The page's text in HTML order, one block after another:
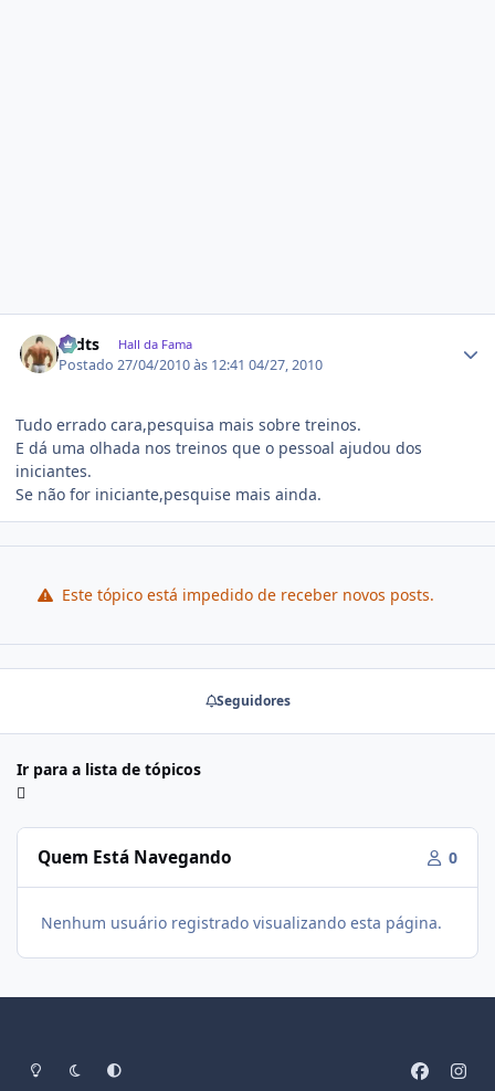
rodts Hall da Fama
Postado27/04/2010 às 12:4104/27, 2010
Tudo errado cara,pesquisa mais sobre treinos.
E dá uma olhada nos treinos que o pessoal ajudou dos
iniciantes.
Se não for iniciante,pesquise mais ainda.
Este tópico está impedido de receber novos posts.
Seguidores
Ir para a lista de tópicos
Quem Está Navegando 0
Nenhum usuário registrado visualizando esta página.
Modo ClaroModo EscuroPreferência do Sistema